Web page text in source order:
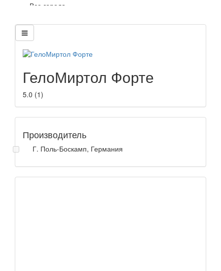
Все города
ГелоМиртол Форте
5.0 (1)
Производитель
Г. Поль-Боскамп, Германия